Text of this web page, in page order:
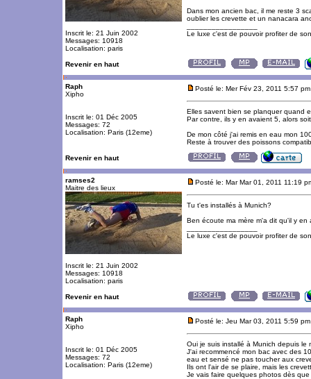
Inscrit le: 21 Juin 2002
Messages: 10918
Localisation: paris
Dans mon ancien bac, il me reste 3
oublier les crevette et un nanacara
Le luxe c'est de pouvoir profiter de
Revenir en haut
Raph
Xipho
Inscrit le: 01 Déc 2005
Messages: 72
Localisation: Paris (12eme)
Posté le: Mer Fév 23, 2011 5:57 pm
Elles savent bien se planquer quand
Par contre, ils y en avaient 5, alors
De mon côté j'ai remis en eau mon
Reste à trouver des poissons
Revenir en haut
ramses2
Maitre des lieux
Inscrit le: 21 Juin 2002
Messages: 10918
Localisation: paris
Posté le: Mar Mar 01, 2011 11:19
Tu t'es installés à Munich?
Ben écoute ma mère m'a dit qu'il y
Le luxe c'est de pouvoir profiter de
Revenir en haut
Raph
Xipho
Inscrit le: 01 Déc 2005
Messages: 72
Localisation: Paris (12eme)
Posté le: Jeu Mar 03, 2011 5:59 pm
Oui je suis installé à Munich depuis le
J'ai recommencé mon bac avec des
eau et sensé ne pas toucher aux
Ils ont l'air de se plaire, mais les
Je vais faire quelques photos dès